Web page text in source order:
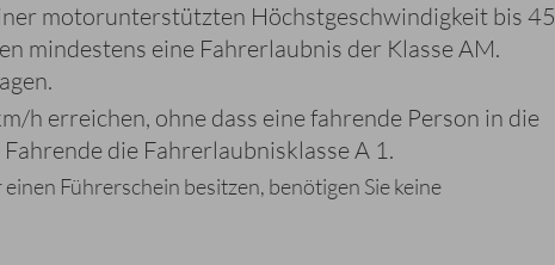
motorunterstützten Höchstgeschwindigkeit bis 45
mindestens eine Fahrerlaubnis der Klasse AM.
h erreichen, ohne dass eine fahrende Person in die
die Fahrerlaubnisklasse A 1.
Führerschein besitzen, benötigen Sie keine